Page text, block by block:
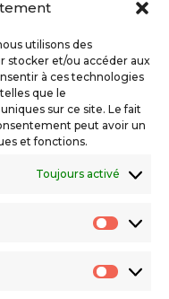
utilisons des
stocker et/ou accéder aux
à ces technologies
que le
sur ce site. Le fait
peut avoir un
et fonctions.
Toujours activé